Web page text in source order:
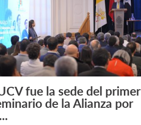
Leer más +
fue la sede del primer
de la Alianza por